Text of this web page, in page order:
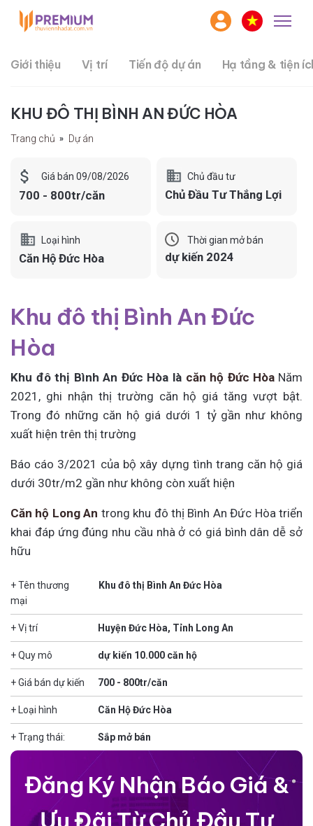
Giới thiệu Vị trí Tiến độ dự án Hạ tầng & tiện
KHU ĐÔ THỊ BÌNH AN ĐỨC HÒA
Trang chủ Dự án
Giá bán 09/08/2026
700 - 800tr/căn
Chủ đầu tư
Chủ Đầu Tư Thắng Lợi
Loại hình
Căn Hộ Đức Hòa
Thời gian mở bán
dự kiến 2024
Khu đô thị Bình An Đức
Hòa
Khu đô thị Bình An Đức Hòa là căn hộ Đức Hòa Năm
2021, ghi nhận thị trường căn hộ giá tăng vượt bật.
Trong đó những căn hộ giá dưới 1 tỷ gần như không
xuất hiện trên thị trường
Báo cáo 3/2021 của bộ xây dựng tình trang căn hộ giá
dưới 30tr/m2 gần như không còn xuất hiện
Căn hộ Long An trong khu đô thị Bình An Đức Hòa triển
khai đáp ứng đúng nhu cầu nhà ở có giá bình dân dễ sở
hữu
+ Tên thương
mại
Khu đô thị Bình An Đức Hòa
+ Vị trí Huyện Đức Hòa, Tỉnh Long An
+ Quy mô dự kiến 10.000 căn hộ
+ Giá bán dự kiến 700 - 800tr/căn
+ Loại hình Căn Hộ Đức Hòa
+ Trạng thái: Sắp mở bán
Đăng Ký Nhận Báo Giá &